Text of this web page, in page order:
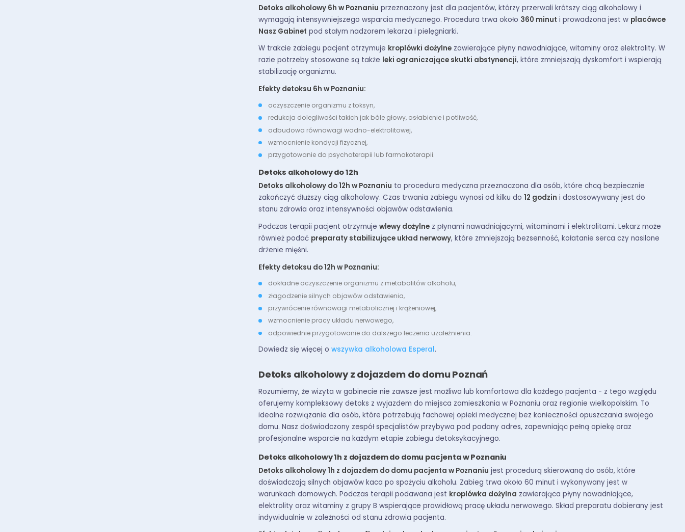
Detoks alkoholowy 6h w Poznaniu przeznaczony jest dla pacjentów, którzy przerwali krótszy ciąg alkoholowy i
wymagają intensywniejszego wsparcia medycznego. Procedura trwa około 360 minut i prowadzona jest w placówce
Nasz Gabinet pod stałym nadzorem lekarza i pielęgniarki.
W trakcie zabiegu pacjent otrzymuje kroplówki dożylne zawierające płyny nawadniające, witaminy oraz elektrolity. W
razie potrzeby stosowane są także leki ograniczające skutki abstynencji, które zmniejszają dyskomfort i wspierają
stabilizację organizmu.
Efekty detoksu 6h w Poznaniu:
oczyszczenie organizmu z toksyn,
redukcja dolegliwości takich jak bóle głowy, osłabienie i potliwość,
odbudowa równowagi wodno-elektrolitowej,
wzmocnienie kondycji fizycznej,
przygotowanie do psychoterapii lub farmakoterapii.
Detoks alkoholowy do 12h
Detoks alkoholowy do 12h w Poznaniu to procedura medyczna przeznaczona dla osób, które chcą bezpiecznie
zakończyć dłuższy ciąg alkoholowy. Czas trwania zabiegu wynosi od kilku do 12 godzin i dostosowywany jest do
stanu zdrowia oraz intensywności objawów odstawienia.
Podczas terapii pacjent otrzymuje wlewy dożylne z płynami nawadniającymi, witaminami i elektrolitami. Lekarz może
również podać preparaty stabilizujące układ nerwowy, które zmniejszają bezsenność, kołatanie serca czy nasilone
drżenie mięśni.
Efekty detoksu do 12h w Poznaniu:
dokładne oczyszczenie organizmu z metabolitów alkoholu,
złagodzenie silnych objawów odstawienia,
przywrócenie równowagi metabolicznej i krążeniowej,
wzmocnienie pracy układu nerwowego,
odpowiednie przygotowanie do dalszego leczenia uzależnienia.
Dowiedz się więcej o wszywka alkoholowa Esperal.
Detoks alkoholowy z dojazdem do domu Poznań
Rozumiemy, że wizyta w gabinecie nie zawsze jest możliwa lub komfortowa dla każdego pacjenta - z tego względu
oferujemy kompleksowy detoks z wyjazdem do miejsca zamieszkania w Poznaniu oraz regionie wielkopolskim. To
idealne rozwiązanie dla osób, które potrzebują fachowej opieki medycznej bez konieczności opuszczania swojego
domu. Nasz doświadczony zespół specjalistów przybywa pod podany adres, zapewniając pełną opiekę oraz
profesjonalne wsparcie na każdym etapie zabiegu detoksykacyjnego.
Detoks alkoholowy 1h z dojazdem do domu pacjenta w Poznaniu
Detoks alkoholowy 1h z dojazdem do domu pacjenta w Poznaniu jest procedurą skierowaną do osób, które
doświadczają silnych objawów kaca po spożyciu alkoholu. Zabieg trwa około 60 minut i wykonywany jest w
warunkach domowych. Podczas terapii podawana jest kroplówka dożylna zawierająca płyny nawadniające,
elektrolity oraz witaminy z grupy B wspierające prawidłową pracę układu nerwowego. Skład preparatu dobierany jest
indywidualnie w zależności od stanu zdrowia pacjenta.